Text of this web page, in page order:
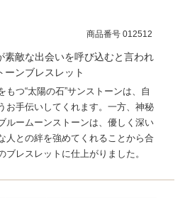
商品番号 012512
素敵な出会いを呼び込むと言われ
ーンブレスレット
もつ“太陽の石”サンストーンは、自
お手伝いしてくれます。一方、神秘
ルームーンストーンは、優しく深い
人との絆を強めてくれることから合
ブレスレットに仕上がりました。